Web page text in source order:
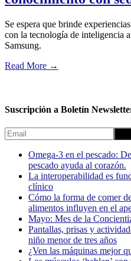
Se espera que brinde
con la tecnología de inteligencia
Samsung.
Read More →
Suscripción a Boletín
Omega-3 en el pescado:
pescado ayuda al corazón.
La interoperabilidad es
clínico
Cómo la forma de comer
alimentos influyen en el
Mayo: Mes de la
Pantallas, prisas y
niño menor de tres años
¿Ven las máquinas mejor